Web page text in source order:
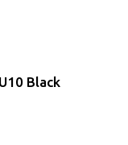
Black